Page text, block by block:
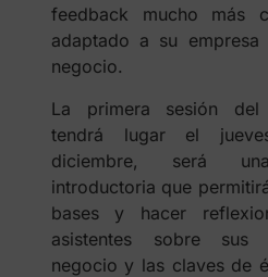
feedback mucho más
adaptado a su
negocio.
La primera sesión del
tendrá lugar el
diciembre, será
introductoria que
bases y hacer
asistentes sobre
negocio y las claves de